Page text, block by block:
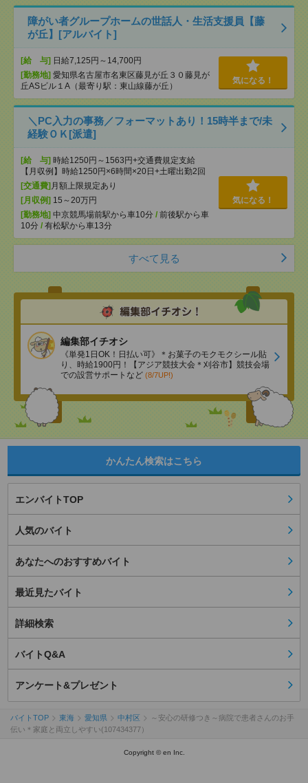
障がい者グループホームの世話人・生活支援員【藤
が丘】[アルバイト]
[給 与] 日給7,125円～14,700円
[勤務地] 愛知県名古屋市名東区藤見が丘３０藤見が
丘ASビル１A（最寄り駅：東山線藤が丘）
気になる！
＼PC入力の事務／フォーマットあり！15時半まで/未
経験ＯＫ[派遣]
[給 与] 時給1250円～1563円+交通費規定支給
【月収例】時給1250円×6時間×20日+土曜出勤2回
[交通費] 月額上限規定あり
[月収例] 15～20万円
[勤務地] 中京競馬場前駅から車10分 / 前後駅から車
10分 / 有松駅から車13分
気になる！
すべて見る
編集部イチオシ
《単発1日OK！日払い可》＊お菓子のモクモクシール貼
り、時給1900円！【アジア競技大会＊刈谷市】競技会場
での設営サポートなど (8/7UP!)
かんたん検索はこちら
エンバイトTOP
人気のバイト
あなたへのおすすめバイト
最近見たバイト
詳細検索
バイトQ&A
アンケート&プレゼント
バイトTOP 東海 愛知県 中村区
～安心の研修つき～病院で患者さんのお手
伝い＊家庭と両立しやすい(107434377）
Copyright © en Inc.